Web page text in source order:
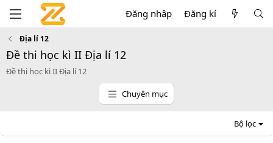
Đăng nhập Đăng kí
Địa lí 12
Đề thi học kì II Địa lí 12
Đề thi học kì II Địa lí 12
Chuyên mục
Bộ lọc